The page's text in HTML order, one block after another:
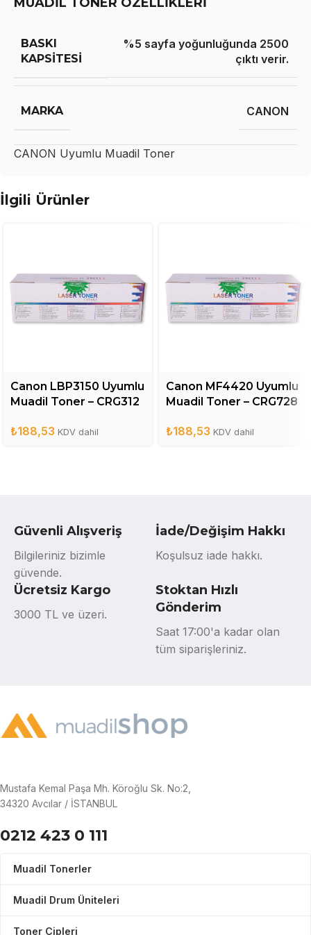
BASKI
KAPSITESI
%5 sayfa yoğunluğunda 2500
çıktı verir.
MARKA CANON
CANON Uyumlu Muadil Toner
İlgili Ürünler
Canon LBP3150 Uyumlu
Muadil Toner – CRG312
₺188,53 KDV dahil
Canon MF4420 Uyumlu
Muadil Toner – CRG728
₺188,53 KDV dahil
Güvenli Alışveriş
Bilgileriniz bizimle
güvende.
İade/Değişim Hakkı
Koşulsuz iade hakkı.
Ücretsiz Kargo
3000 TL ve üzeri.
Stoktan Hızlı
Gönderim
Saat 17:00'a kadar olan
tüm siparişleriniz.
Mustafa Kemal Paşa Mh. Köroğlu Sk. No:2,
34320 Avcılar / İSTANBUL
0212 423 0 111
Muadil Tonerler
Muadil Drum Üniteleri
Toner Çipleri